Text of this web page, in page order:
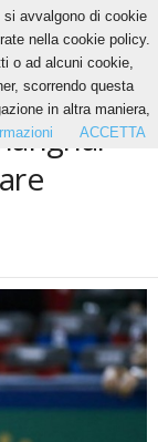
(VIDEO)
avvalgono di cookie
nella cookie policy.
o ad alcuni cookie,
scorrendo questa
in altra maniera,
ACCETTA